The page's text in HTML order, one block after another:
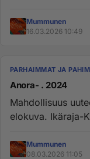
Mummunen
16.03.2026 10:49
PARHAIMMAT JA
Anora- . 2024
Mahdollisuus
elokuva. Ikäraja-K16v. Surullinen komedia
Mummunen
08.03.2026 11:05